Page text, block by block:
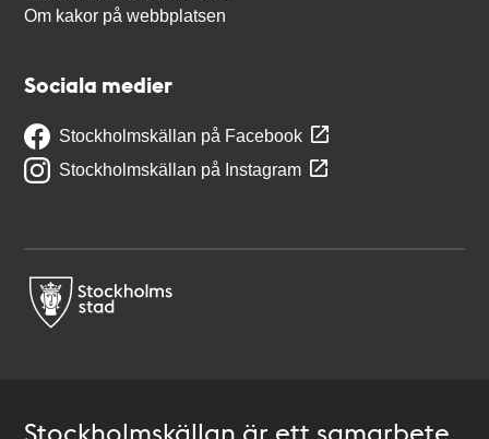
Om kakor på webbplatsen
Sociala medier
Stockholmskällan på Facebook
Stockholmskällan på Instagram
Stockholmskällan är ett samarbete